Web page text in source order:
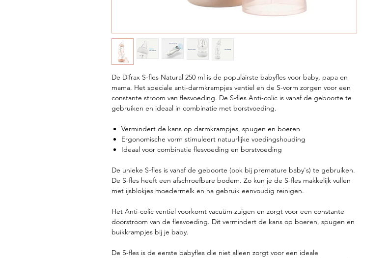
De Difrax S-fles Natural 250 ml is de populairste babyfles voor baby, papa en
mama. Het speciale anti-darmkrampjes ventiel en de S-vorm zorgen voor een
constante stroom van flesvoeding. De S-fles Anti-colic is vanaf de geboorte te
gebruiken en ideaal in combinatie met borstvoeding.
Vermindert de kans op darmkrampjes, spugen en boeren
Ergonomische vorm stimuleert natuurlijke voedingshouding
Ideaal voor combinatie flesvoeding en borstvoeding
De unieke S-fles is vanaf de geboorte (ook bij premature baby's) te gebruiken.
De S-fles heeft een afschroefbare bodem. Zo kun je de S-fles makkelijk vullen
met ijsblokjes moedermelk en na gebruik eenvoudig reinigen.
Het Anti-colic ventiel voorkomt vacuüm zuigen en zorgt voor een constante
doorstroom van de flesvoeding. Dit vermindert de kans op boeren, spugen en
buikkrampjes bij je baby.
De S-fles is de eerste babyfles die niet alleen zorgt voor een ideale